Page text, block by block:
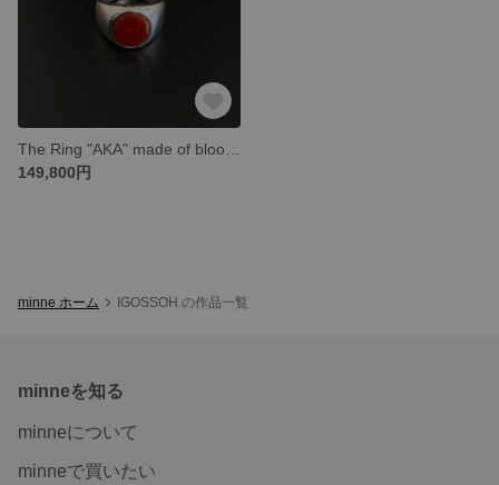
149,800円
minne ホーム IGOSSOH の作品一覧
minneを知る
minneについて
minneで買いたい